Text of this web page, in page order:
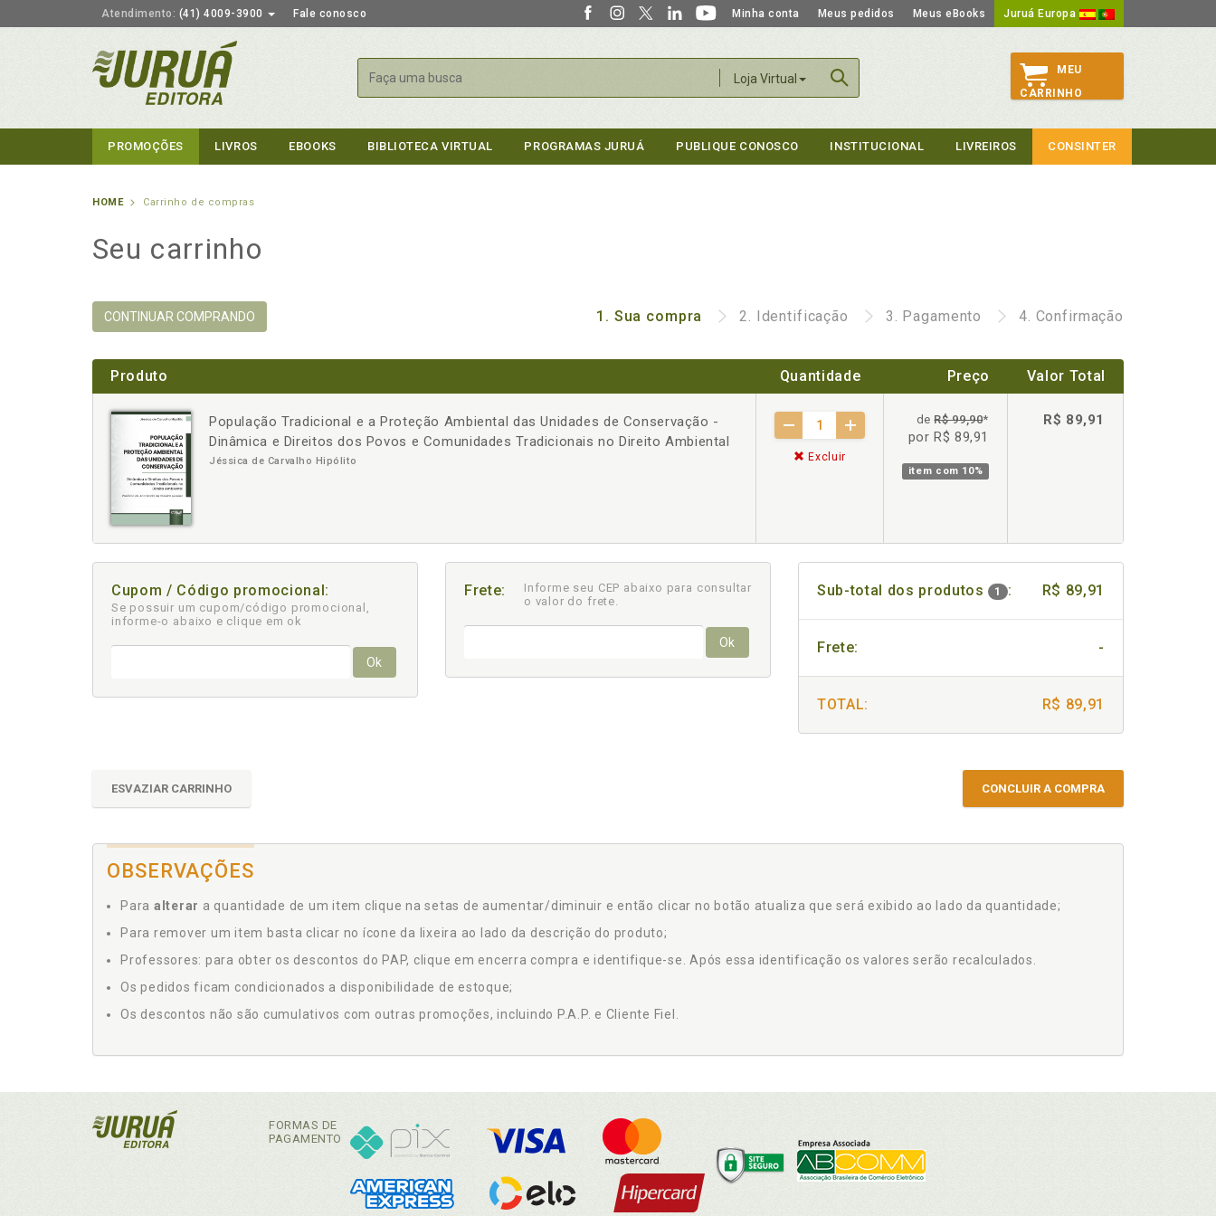
Atendimento: (41) 4009-3900 Fale conosco Minha conta Meus pedidos Meus eBooks Juruá Europa
Loja Virtual
Buscar
MEU
CARRINHO
PROMOÇÕES LIVROS EBOOKS BIBLIOTECA VIRTUAL PROGRAMAS JURUÁ PUBLIQUE CONOSCO INSTITUCIONAL LIVREIROS CONSINTER
HOME Carrinho de compras
Seu carrinho
CONTINUAR COMPRANDO 1. Sua compra 2. Identificação 3. Pagamento 4. Confirmação
Produto Quantidade Preço Valor Total
População Tradicional e a Proteção Ambiental das Unidades de Conservação -
Dinâmica e Direitos dos Povos e Comunidades Tradicionais no Direito Ambiental
Jéssica de Carvalho Hipólito
- +
Excluir
deR$ 99,90*
por R$ 89,91
item com 10%
R$ 89,91
Cupom / Código promocional:
Se possuir um cupom/código promocional,
informe-o abaixo e clique em ok
Ok
Frete:
Informe seu CEP abaixo para consultar
o valor do frete.
Ok
Sub-total dos produtos 1 : R$ 89,91
Frete: -
TOTAL: R$ 89,91
ESVAZIAR CARRINHO CONCLUIR A COMPRA
OBSERVAÇÕES
Para alterar a quantidade de um item clique na setas de aumentar/diminuir e então clicar no botão atualiza que será exibido ao lado da quantidade;
Para remover um item basta clicar no ícone da lixeira ao lado da descrição do produto;
Professores: para obter os descontos do PAP, clique em encerra compra e identifique-se. Após essa identificação os valores serão recalculados.
Os pedidos ficam condicionados a disponibilidade de estoque;
Os descontos não são cumulativos com outras promoções, incluindo P.A.P. e Cliente Fiel.
FORMAS DE
PAGAMENTO